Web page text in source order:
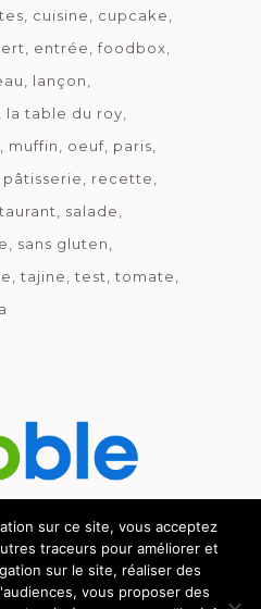
cuisine
cupcake
entrée
foodbox
lançon
la table du roy
muffin oeuf paris
pâtisserie
recette
salade
sans gluten
tajine test tomate
de la cuisine.
sur ce site, vous acceptez
traceurs pour améliorer et
sur le site, réaliser des
vous proposer des